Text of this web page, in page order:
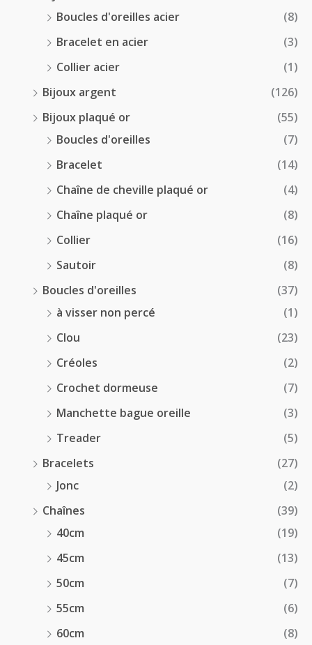
Boucles d'oreilles acier
(8)
Bracelet en acier
(3)
Collier acier
(1)
Bijoux argent
(126)
Bijoux plaqué or
(55)
Boucles d'oreilles
(7)
Bracelet
(14)
Chaîne de cheville plaqué or
(4)
Chaîne plaqué or
(8)
Collier
(16)
Sautoir
(8)
Boucles d'oreilles
(37)
à visser non percé
(1)
Clou
(23)
Créoles
(2)
Crochet dormeuse
(7)
Manchette bague oreille
(3)
Treader
(5)
Bracelets
(27)
Jonc
(2)
Chaînes
(39)
40cm
(19)
45cm
(13)
50cm
(7)
55cm
(6)
60cm
(8)